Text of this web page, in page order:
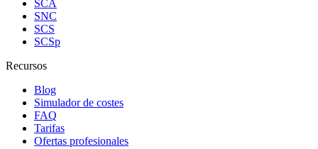
SCA
SNC
SCS
SCSp
Recursos
Blog
Simulador de costes
FAQ
Tarifas
Ofertas profesionales